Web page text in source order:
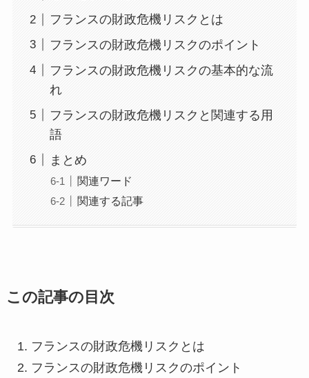
フランスの財政危機リスクとは
フランスの財政危機リスクのポイント
フランスの財政危機リスクの基本的な流
れ
フランスの財政危機リスクと関連する用
語
まとめ
関連ワード
関連する記事
この記事の目次
フランスの財政危機リスクとは
フランスの財政危機リスクのポイント